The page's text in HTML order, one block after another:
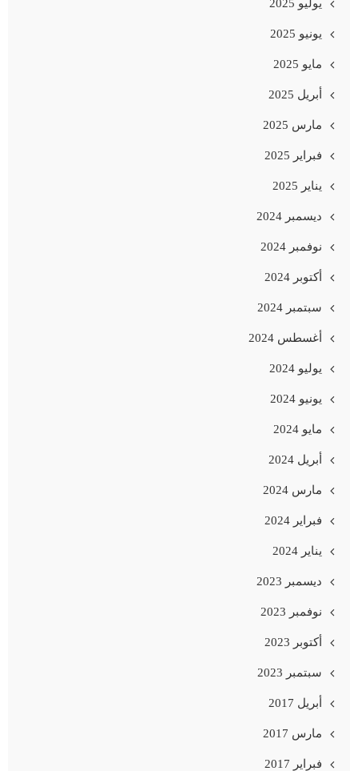
يوليو 2025
يونيو 2025
مايو 2025
أبريل 2025
مارس 2025
فبراير 2025
يناير 2025
ديسمبر 2024
نوفمبر 2024
أكتوبر 2024
سبتمبر 2024
أغسطس 2024
يوليو 2024
يونيو 2024
مايو 2024
أبريل 2024
مارس 2024
فبراير 2024
يناير 2024
ديسمبر 2023
نوفمبر 2023
أكتوبر 2023
سبتمبر 2023
أبريل 2017
مارس 2017
فبراير 2017